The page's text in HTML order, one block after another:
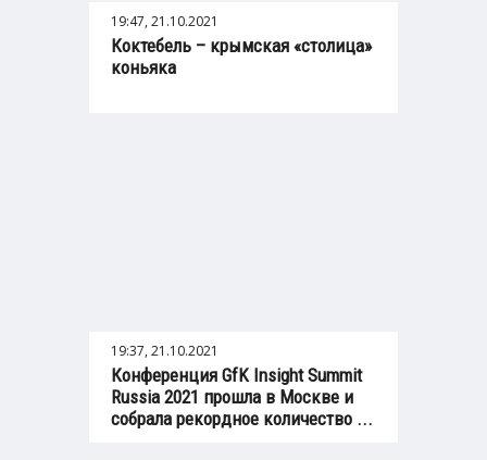
19:47, 21.10.2021
Коктебель – крымская «столица»
коньяка
19:37, 21.10.2021
Конференция GfK Insight Summit
Russia 2021 прошла в Москве и
собрала рекордное количество ...